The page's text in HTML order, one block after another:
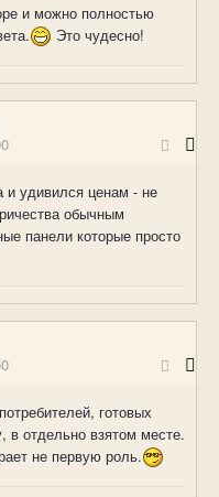
и можно полностью
Это чудесно!
и удивился ценам - не
обычным
панели которые просто
готовых
в отдельно взятом месте.
не первую роль.